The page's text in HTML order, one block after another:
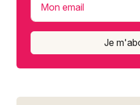
Mon email
Je